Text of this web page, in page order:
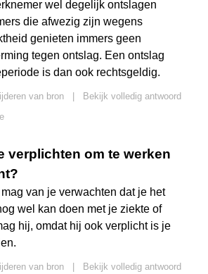
wel degelijk ontslagen
die afwezig zijn wegens
genieten immers geen
tegen ontslag. Een ontslag
is dan ook rechtsgeldig.
van bron
Bekijk volledig antwoord
verplichten om te werken
van je verwachten dat je het
wel kan doen met je ziekte of
hij, omdat hij ook verplicht is je
van bron
Bekijk volledig antwoord